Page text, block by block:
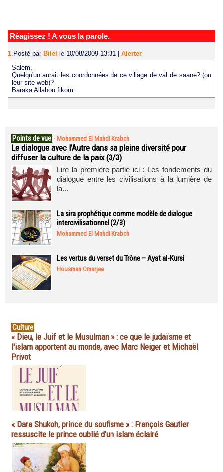
Réagissez ! A vous la parole.
1. Posté par Bilel le 10/08/2009 13:31
Alerter
Salem,
Quelqu'un aurait les coordonnées de ce village de val de saane? (ou
leur site web)?
Baraka Allahou fikom.
Points de vue - Mohammed El Mahdi Krabch
Le dialogue avec l’Autre dans sa pleine diversité pour
diffuser la culture de la paix (3/3)
Lire la première partie ici : Les fondements du
dialogue entre les civilisations à la lumière de
la...
La sira prophétique comme modèle de dialogue
intercivilisationnel (2/3)
Mohammed El Mahdi Krabch
Les vertus du verset du Trône – Ayat al-Kursi
Housman Omarjee
Culture
« Dieu, le Juif et le Musulman » : ce que le judaïsme et
l'islam apportent au monde, avec Marc Neiger et Michaël
Privot
« Dara Shukoh, prince du soufisme » : François Gautier
ressuscite le prince oublié d'un islam éclairé